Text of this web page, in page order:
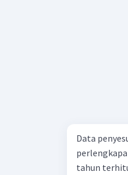
Data
perlengkapan yang
tahun terhitung tanggal 1